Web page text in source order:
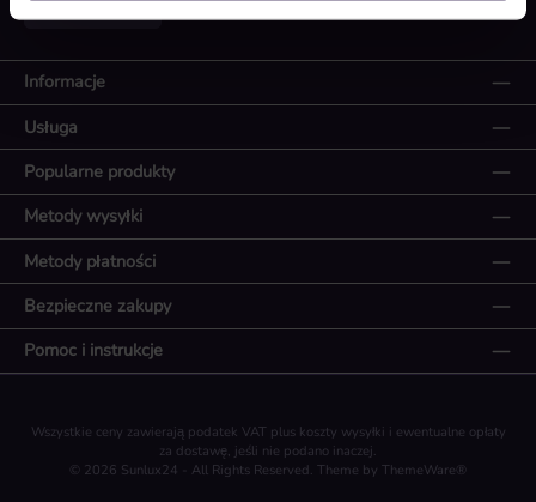
Informacje
Usługa
Popularne produkty
Metody płatności
Metody wysyłki
Bezpieczne zakupy
Pomoc i instrukcje
Wszystkie ceny zawierają podatek VAT plus koszty wysyłki i ewentualne opłaty
za dostawę, jeśli nie podano inaczej.
© 2026 Sunlux24 - All Rights Reserved. Theme by ThemeWare®